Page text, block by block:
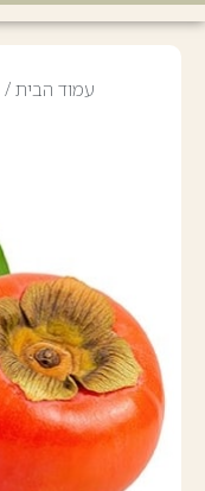
עמוד הבית/